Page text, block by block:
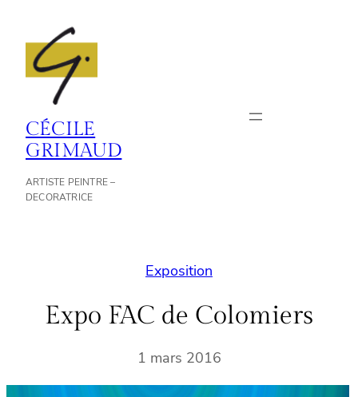
contenu
CÉCILE
GRIMAUD
ARTISTE PEINTRE –
DECORATRICE
Exposition
Expo FAC de Colomiers
1 mars 2016